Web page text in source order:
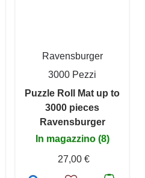
Ravensburger
3000 Pezzi
Puzzle Roll Mat up to
3000 pieces
Ravensburger
In magazzino (8)
27,00 €